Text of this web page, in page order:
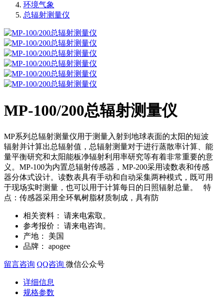
环境气象
总辐射测量仪
MP-100/200总辐射测量仪
MP系列总辐射测量仪用于测量入射到地球表面的太阳的短波
辐射并计算出总辐射值，总辐射测量对于进行蒸散率计算、能
量平衡研究和太阳能板净辐射利用率研究等有着非常重要的意
义。MP-100为内置总辐射传感器，MP-200采用读数表和传感
器分体式设计。读数表具有手动和自动采集两种模式，既可用
于现场实时测量，也可以用于计算每日的日照辐射总量。 特
点：传感器采用全环氧树脂材质制成，具有防
相关资料：
请来电索取。
参考报价：
请来电咨询。
产地：
美国
品牌：
apogee
留言咨询 QQ咨询 微信公众号
详细信息
规格参数